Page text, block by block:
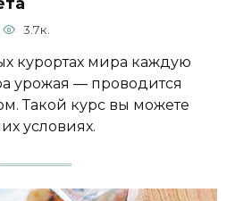
3.7к.
курортах мира каждую
урожая — проводится
Такой курс вы можете
условиях.